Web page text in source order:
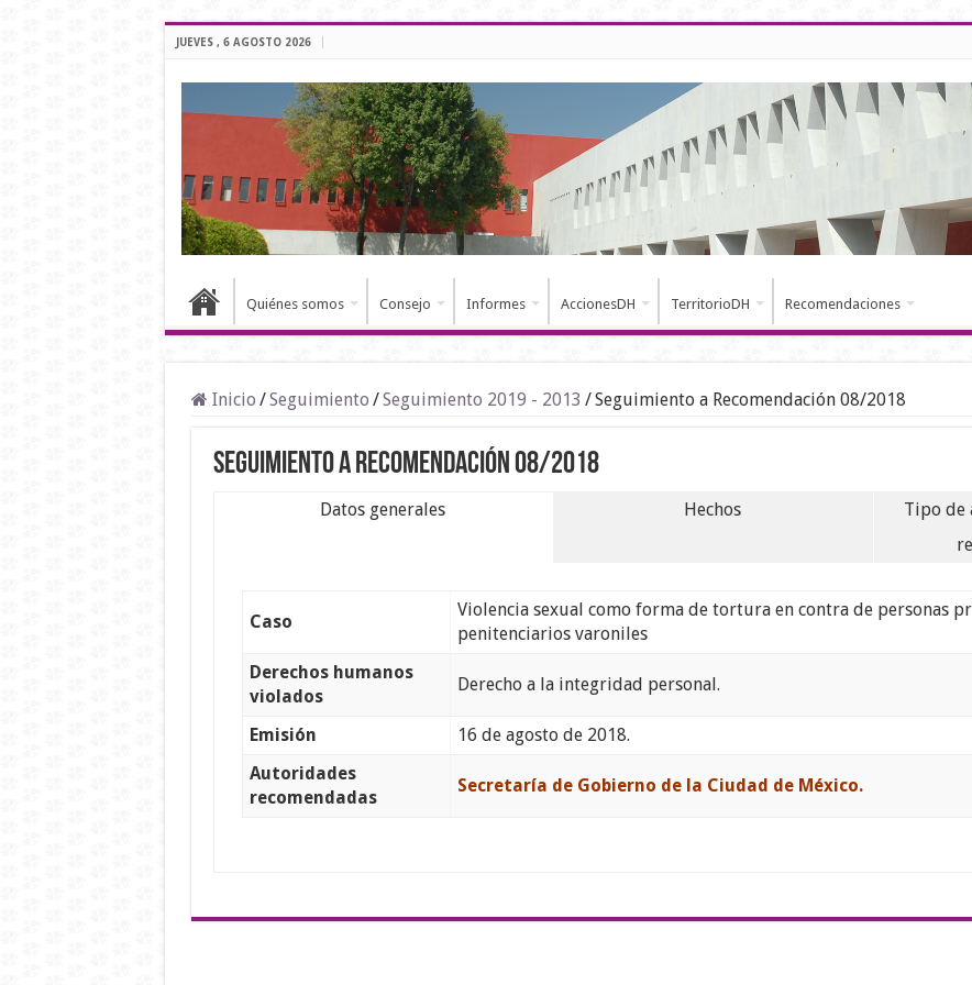
JUEVES , 6 AGOSTO 2026
Quiénes somos Consejo Informes AccionesDH TerritorioDH Recomendaciones
Inicio /Seguimiento /Seguimiento 2019 - 2013 /Seguimiento a Recomendación 08/2018
Seguimiento a Recomendación 08/2018
Datos generales Hechos
Tipo de
Caso
Violencia sexual como forma de tortura en contra de personas
penitenciarios varoniles
Derechos humanos
violados
Derecho a la integridad personal.
Emisión
16 de agosto de 2018.
Autoridades
recomendadas
Secretaría de Gobierno de la Ciudad de México.